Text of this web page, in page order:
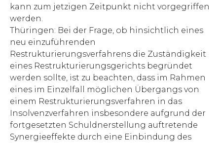
kann zum jetzigen Zeitpunkt nicht vorgegriffen
werden.
Thüringen: Bei der Frage, ob hinsichtlich eines
neu einzuführenden
Restrukturierungsverfahrens die Zuständigkeit
eines Restrukturierungsgerichts begründet
werden sollte, ist zu beachten, dass im Rahmen
eines im Einzelfall möglichen Übergangs von
einem Restrukturierungsverfahren in das
Insolvenzverfahren insbesondere aufgrund der
fortgesetzten Schuldnerstellung auftretende
Synergieeffekte durch eine Einbindung des